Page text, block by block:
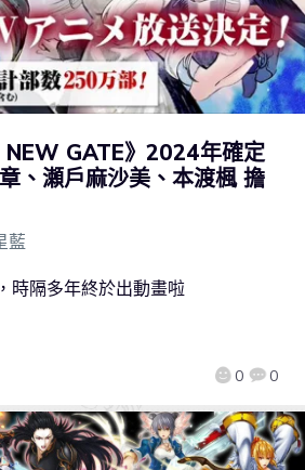
NEW GATE》2024年確定
、瀬戶麻沙美、本渡楓 擔
藍
0 0
時隔多年終於出動畫啦